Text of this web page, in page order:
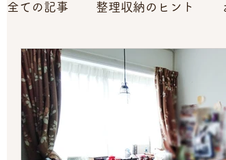
全ての記事 整理収納のヒント
お役立ち情報